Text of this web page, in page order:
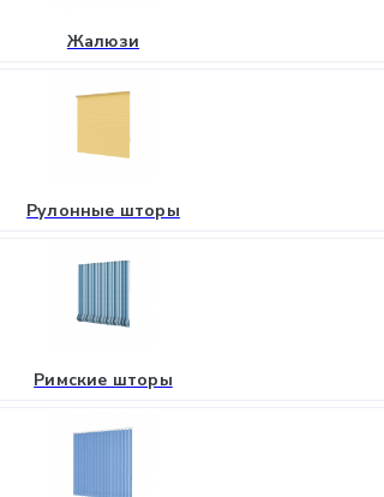
Жалюзи
Рулонные шторы
Римские шторы